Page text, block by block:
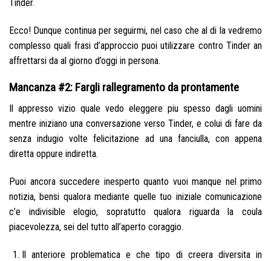
Tinder.
Ecco! Dunque continua per seguirmi, nel caso che al di la vedremo
complesso quali frasi d’approccio puoi utilizzare contro Tinder an
affrettarsi da al giorno d’oggi in persona.
Mancanza #2: Fargli rallegramento da prontamente
Il appresso vizio quale vedo eleggere piu spesso dagli uomini
mentre iniziano una conversazione verso Tinder, e colui di fare da
senza indugio volte felicitazione ad una fanciulla, con appena
diretta oppure indiretta.
Puoi ancora succedere inesperto quanto vuoi manque nel primo
notizia, bensi qualora mediante quelle tuo iniziale comunicazione
c’e indivisible elogio, sopratutto qualora riguarda la coula
piacevolezza, sei del tutto all’aperto coraggio.
Il anteriore problematica e che tipo di creera diversita in